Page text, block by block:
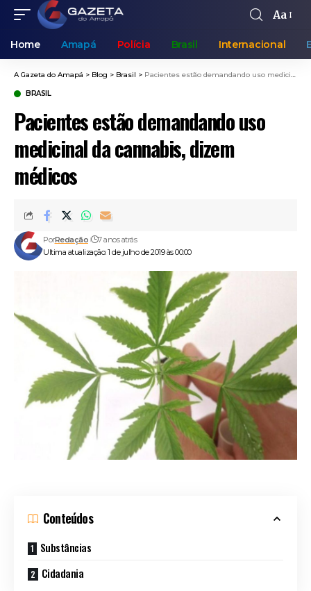
Aa
Home Amapá Polícia Brasil Internacional
A Gazeta do Amapá > Blog > Brasil > Pacientes estão demandando uso medicinal da cannabis, dizem médicos
BRASIL
Pacientes estão demandando uso
medicinal da cannabis, dizem
médicos
Ultima atualização: 1 de julho de 2019 às 00:00
PorRedação 7 anos atrás
Conteúdos
Substâncias
Cidadania